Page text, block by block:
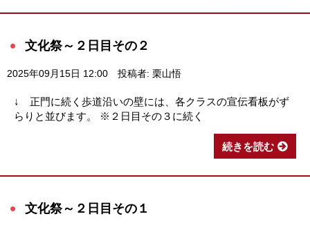
文化祭～２日目その２
2025年09月15日 12:00 投稿者: 栗山悟
↓ 正門に続く歩道沿いの壁には、各クラスの宣伝看板がず
らりと並びます。 ※２日目その３に続く
続きを読む
文化祭～２日目その１